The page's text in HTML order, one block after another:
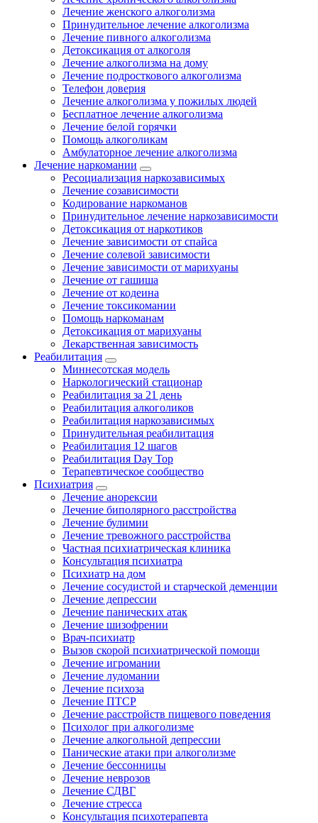
Лечение женского алкоголизма
Принудительное лечение алкоголизма
Лечение пивного алкоголизма
Детоксикация от алкоголя
Лечение алкоголизма на дому
Лечение подросткового алкоголизма
Телефон доверия
Лечение алкоголизма у пожилых людей
Бесплатное лечение алкоголизма
Лечение белой горячки
Помощь алкоголикам
Амбулаторное лечение алкоголизма
Лечение наркомании
Ресоциализация наркозависимых
Лечение созависимости
Кодирование наркоманов
Принудительное лечение наркозависимости
Детоксикация от наркотиков
Лечение зависимости от спайса
Лечение солевой зависимости
Лечение зависимости от марихуаны
Лечение от гашиша
Лечение от кодеина
Лечение токсикомании
Помощь наркоманам
Детоксикация от марихуаны
Лекарственная зависимость
Реабилитация
Миннесотская модель
Наркологический стационар
Реабилитация за 21 день
Реабилитация алкоголиков
Реабилитация наркозависимых
Принудительная реабилитация
Реабилитация 12 шагов
Реабилитация Day Top
Терапевтическое сообщество
Психиатрия
Лечение анорексии
Лечение биполярного расстройства
Лечение булимии
Лечение тревожного расстройства
Частная психиатрическая клиника
Консультация психиатра
Психиатр на дом
Лечение сосудистой и старческой деменции
Лечение депрессии
Лечение панических атак
Лечение шизофрении
Врач-психиатр
Вызов скорой психиатрической помощи
Лечение игромании
Лечение лудомании
Лечение психоза
Лечение ПТСР
Лечение расстройств пищевого поведения
Психолог при алкоголизме
Лечение алкогольной депрессии
Панические атаки при алкоголизме
Лечение бессонницы
Лечение неврозов
Лечение СДВГ
Лечение стресса
Консультация психотерапевта